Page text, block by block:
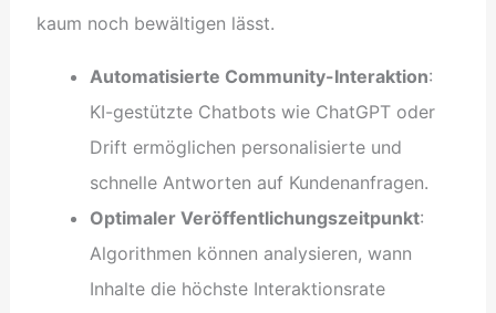
kaum noch bewältigen lässt.
Automatisierte Community-Interaktion:
KI-gestützte Chatbots wie ChatGPT oder
Drift ermöglichen personalisierte und
schnelle Antworten auf Kundenanfragen.
Optimaler Veröffentlichungszeitpunkt:
Algorithmen können analysieren, wann
Inhalte die höchste Interaktionsrate